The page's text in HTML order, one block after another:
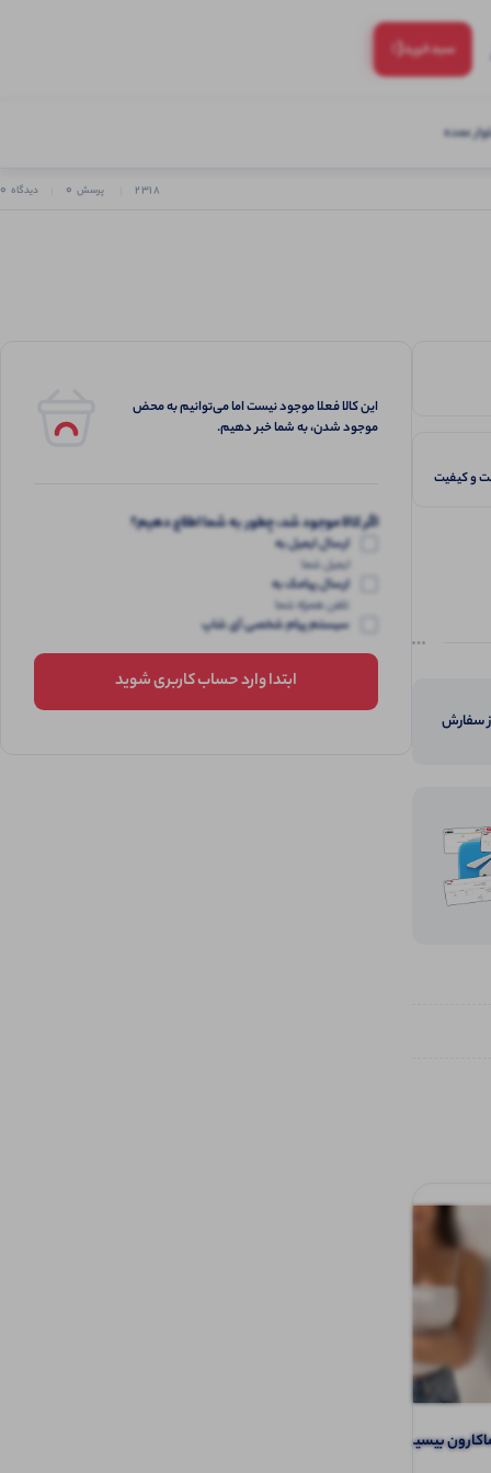
سبد‌خرید(:
عمده
2318 پرسش 0 دیدگاه 0
و کیفیت
سفارش
بیسیک (پک 6 عددی)
این کالا فعلا موجود نیست اما می‌توانیم به محض
موجود شدن، به شما خبر دهیم.
اگر کالا موجود شد، چطور به شما اطلاع دهیم؟
ارسال ایمیل به
ایمیل شما
ارسال پیامک به
تلفن همراه شما
سیستم پیام شخصی آی شاپ
ابتدا وارد حساب کاربری شوید